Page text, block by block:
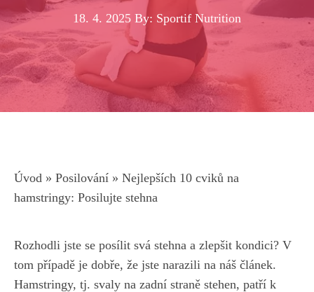
18. 4. 2025 By: Sportif Nutrition
Úvod » Posilování » Nejlepších 10 cviků na
hamstringy: Posilujte stehna
Rozhodli jste se posílit svá stehna a zlepšit kondici?​ V
tom případě je dobře, že jste narazili na náš článek.
Hamstringy, tj. svaly na zadní straně stehen,​ patří k‌